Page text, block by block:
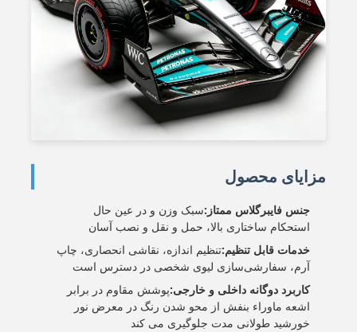
مزایای محصول
جنس فایبرگلاس ممتاز:سبک وزن و در عین حال
استحکام ساختاری بالا، حمل و نقل و نصب آسان
خدمات قابل تنظیم:تنظیم اندازه، نقاشی انحصاری، چاپ
آرم، سفارشی‌سازی لیوی شخصی در دسترس است
کاربرد دوگانه داخلی و خارجی:پوشش مقاوم در برابر
اشعه ماوراء بنفش از محو شدن رنگ در معرض نور
خورشید طولانی مدت جلوگیری می کند